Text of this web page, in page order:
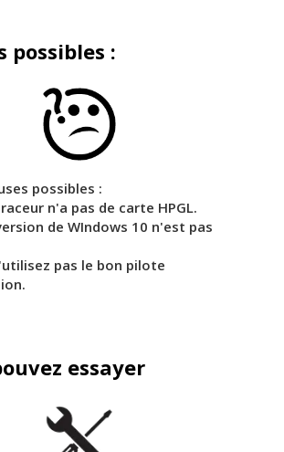
possibles :
possibles :
n'a pas de carte HPGL.
de WIndows 10 n'est pas
pas le bon pilote
essayer